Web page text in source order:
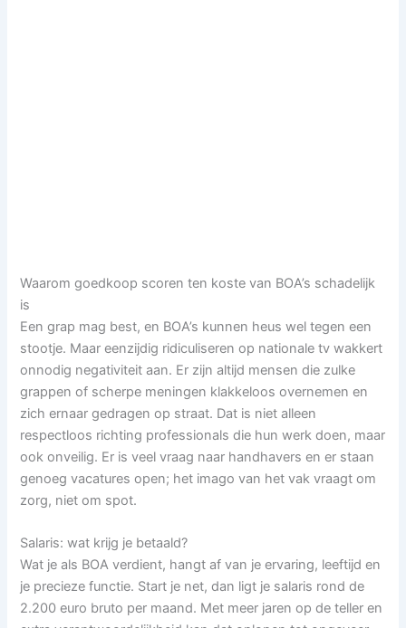
Waarom goedkoop scoren ten koste van BOA’s schadelijk
is
Een grap mag best, en BOA’s kunnen heus wel tegen een
stootje. Maar eenzijdig ridiculiseren op nationale tv wakkert
onnodig negativiteit aan. Er zijn altijd mensen die zulke
grappen of scherpe meningen klakkeloos overnemen en
zich ernaar gedragen op straat. Dat is niet alleen
respectloos richting professionals die hun werk doen, maar
ook onveilig. Er is veel vraag naar handhavers en er staan
genoeg vacatures open; het imago van het vak vraagt om
zorg, niet om spot.
Salaris: wat krijg je betaald?
Wat je als BOA verdient, hangt af van je ervaring, leeftijd en
je precieze functie. Start je net, dan ligt je salaris rond de
2.200 euro bruto per maand. Met meer jaren op de teller en